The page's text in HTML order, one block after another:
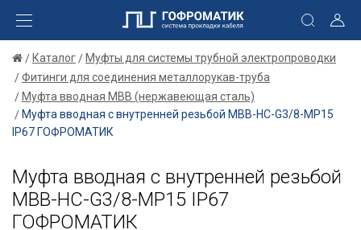
Каталог
Муфты для системы трубной электропроводки
Фитинги для соединения металлорукав-труба
Муфта вводная МВВ (нержавеющая сталь)
Муфта вводная с внутренней резьбой МВВ-НС-G3/8-МР15
IP67 ГОФРОМАТИК
Муфта вводная с внутренней резьбой
МВВ-НС-G3/8-МР15 IP67
ГОФРОМАТИК